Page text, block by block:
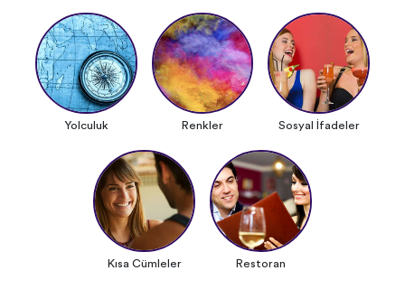
Yolculuk Renkler Sosyal İfadeler
Kısa Cümleler Restoran